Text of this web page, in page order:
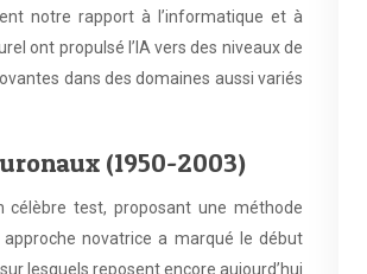
notre rapport à l’informatique et à
ont propulsé l’IA vers des niveaux de
dans des domaines aussi variés
(1950-2003)
célèbre test, proposant une méthode
novatrice a marqué le début
lesquels reposent encore aujourd’hui